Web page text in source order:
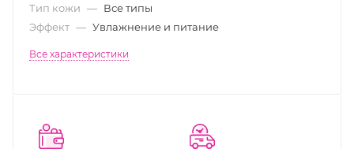
Тип кожи — Все типы
Эффект — Увлажнение и питание
Все характеристики